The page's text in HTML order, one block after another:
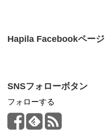
Hapila Facebookページ
SNSフォローボタン
フォローする